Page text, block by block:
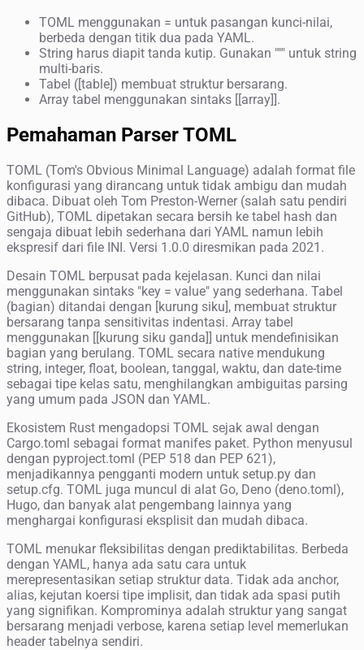
TOML menggunakan = untuk pasangan kunci-nilai,
berbeda dengan titik dua pada YAML.
String harus diapit tanda kutip. Gunakan """ untuk string
multi-baris.
Tabel ([table]) membuat struktur bersarang.
Array tabel menggunakan sintaks [[array]].
Pemahaman Parser TOML
TOML (Tom's Obvious Minimal Language) adalah format file
konfigurasi yang dirancang untuk tidak ambigu dan mudah
dibaca. Dibuat oleh Tom Preston-Werner (salah satu pendiri
GitHub), TOML dipetakan secara bersih ke tabel hash dan
sengaja dibuat lebih sederhana dari YAML namun lebih
ekspresif dari file INI. Versi 1.0.0 diresmikan pada 2021.
Desain TOML berpusat pada kejelasan. Kunci dan nilai
menggunakan sintaks "key = value" yang sederhana. Tabel
(bagian) ditandai dengan [kurung siku], membuat struktur
bersarang tanpa sensitivitas indentasi. Array tabel
menggunakan [[kurung siku ganda]] untuk mendefinisikan
bagian yang berulang. TOML secara native mendukung
string, integer, float, boolean, tanggal, waktu, dan date-time
sebagai tipe kelas satu, menghilangkan ambiguitas parsing
yang umum pada JSON dan YAML.
Ekosistem Rust mengadopsi TOML sejak awal dengan
Cargo.toml sebagai format manifes paket. Python menyusul
dengan pyproject.toml (PEP 518 dan PEP 621),
menjadikannya pengganti modern untuk setup.py dan
setup.cfg. TOML juga muncul di alat Go, Deno (deno.toml),
Hugo, dan banyak alat pengembang lainnya yang
menghargai konfigurasi eksplisit dan mudah dibaca.
TOML menukar fleksibilitas dengan prediktabilitas. Berbeda
dengan YAML, hanya ada satu cara untuk
merepresentasikan setiap struktur data. Tidak ada anchor,
alias, kejutan koersi tipe implisit, dan tidak ada spasi putih
yang signifikan. Komprominya adalah struktur yang sangat
bersarang menjadi verbose, karena setiap level memerlukan
header tabelnya sendiri.